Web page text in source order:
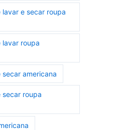
e secar roupa
lavar roupa
americana
secar roupa